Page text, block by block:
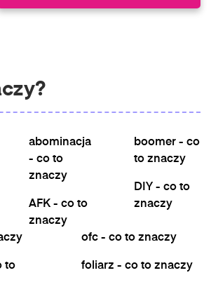
abominacja
- co to
znaczy
AFK - co to
znaczy
boomer - co
to znaczy
DIY - co to
znaczy
to
ofc - co to znaczy
foliarz - co to znaczy